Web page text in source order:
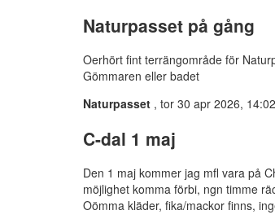
Naturpasset på gång
Oerhört fint terrängområde för
Gömmaren eller badet
Naturpasset , tor 30 apr 2026, 14:02
C-dal 1 maj
Den 1 maj kommer jag mfl vara på
möjlighet komma förbi, ngn timme
Oömma kläder, fika/mackor finns,